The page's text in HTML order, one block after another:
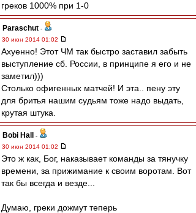
греков 1000% при 1-0
Paraschut -
30 июн 2014 01:02
Ахуенно! Этот ЧМ так быстро заставил забыть
выступление сб. России, в принципе я его и не
заметил)))
Столько офигенных матчей! И эта.. пену эту
для бритья нашим судьям тоже надо выдать,
крутая штука.
Bobi Hall
-
30 июн 2014 01:02
Это ж как, Бог, наказывает команды за тянучку
времени, за прижимание к своим воротам. Вот
так бы всегда и везде...
Думаю, греки дожмут теперь